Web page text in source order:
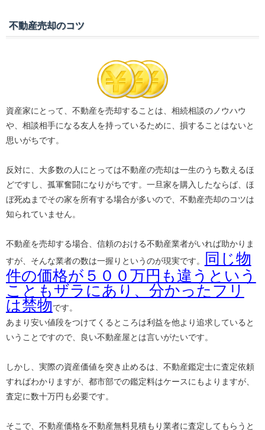
不動産売却のコツ
資産家にとって、不動産を売却することは、相続相談のノウハウ
や、相談相手になる友人を持っているために、損することはないと
思いがちです。
反対に、大多数の人にとっては不動産の売却は一生のうち数えるほ
どですし、孤軍奮闘になりがちです。一旦家を購入したならば、ほ
ぼ死ぬまでその家を所有する場合が多いので、不動産売却のコツは
知られていません。
不動産を売却する場合、信頼のおける不動産業者がいれば助かりま
すが、そんな業者の数は一握りというのが現実です。
同じ物
件の価格が５００万円も違うという
こともザラにあり、分かったフリ
は禁物です。
あまり安い値段をつけてくるところは利益を他より追求していると
いうことですので、良い不動産屋とは言いがたいです。
しかし、実際の資産価値を突き止めるは、不動産鑑定士に査定依頼
すればわかりますが、都市部での鑑定料はケースにもよりますが、
査定に数十万円も必要です。
そこで、不動産価格を不動産無料見積もり業者に査定してもらうと